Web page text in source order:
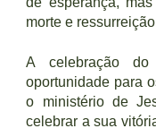
morte e
A celebração
oportunidade para
o ministério de
celebrar a sua